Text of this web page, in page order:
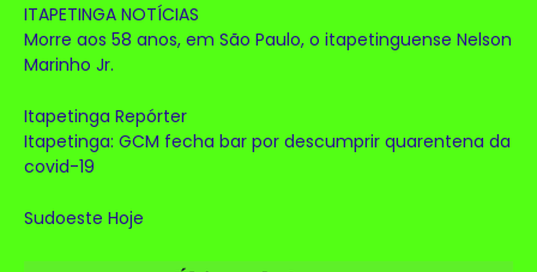
ITAPETINGA NOTÍCIAS
Morre aos 58 anos, em São Paulo, o itapetinguense Nelson
Marinho Jr.
Itapetinga Repórter
Itapetinga: GCM fecha bar por descumprir quarentena da
covid-19
Sudoeste Hoje